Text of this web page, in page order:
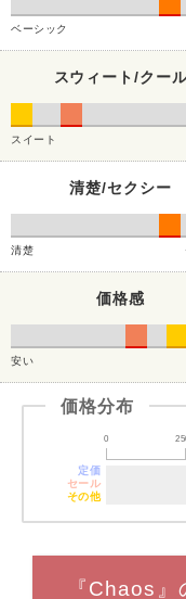
ベーシック
スウィート/クー
スイート
清楚/セクシー
清楚
価格感
安い
価格分布
0
定価
セール
その他
『Chaos